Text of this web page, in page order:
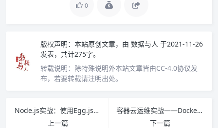
0
版权声明： 本站原创文章，由 数据与人 于2021-11-26
发表，共计275字。
转载说明： 除特殊说明外本站文章皆由CC-4.0协议发
布，若要转载请注明出处。
Node.js实战：使用Egg.js+Vue.js+Docker构建渐进式、可持续集成与交付应用 PDF下载
上一篇
容器云运维实战——Docker与Kubernetes集群 PDF下载
下一篇